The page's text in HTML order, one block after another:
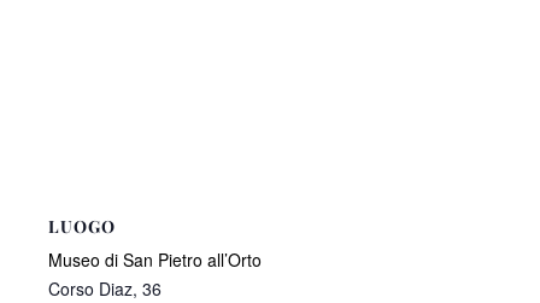
LUOGO
Museo di San Pietro all’Orto
Corso Diaz, 36